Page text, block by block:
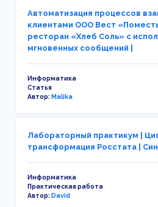
Автоматизация процессов
клиентами ООО Вест
ресторан «Хлеб Соль» с
мгновенных сообщений |
Информатика
Статья
Автор:Malika
Лабораторный практикум |
трансформация Росстата |
Информатика
Практическая работа
Автор:David